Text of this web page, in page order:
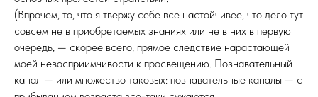
(Впрочем, то, что я твержу себе все настойчивее, что дело тут
совсем не в приобретаемых знаниях или не в них в первую
очередь, — скорее всего, прямое следствие нарастающей
моей невосприимчивости к просвещению. Познавательный
канал — или множество таковых: познавательные каналы — с